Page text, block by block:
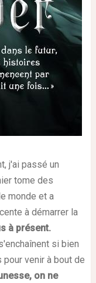
j'ai passé un
tome des
monde et a
à démarrer la
à présent.
si bien
pour venir à bout de
on ne